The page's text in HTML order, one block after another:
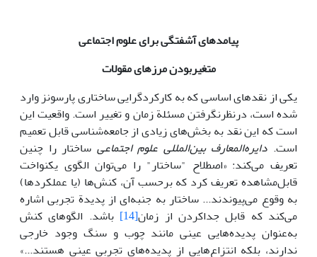
پیامدهای آشفتگی برای علوم اجتماعی
متغیربودن مرزهای مقولات
یکی از نقدهای اساسی که به کارکردگرایی ساختاری پارسونز وارد
شده است، درنظرنگرفتن مسئلة زمان و تغییر است. واقعیت این
است که این نقد به بخش‌های زیادی از جامعه‌شناسی قابل تعمیم
است. دایره‌المعارف بین‌المللی علوم اجتماعی ساختار را چنین
تعریف می‌کند: «اصطلاح "ساختار" را می‌توان الگوی یکنواخت
قابل‌مشاهده تعریف کرد که برحسب آن، کنش‌ها (یا عملکردها)
به وقوع می‌پیوندند... ساختار به جنبه‌ای از پدیدة تجربی اشاره
می‌کند که قابل جداکردن از زمان[14]
باشد. الگوهای کنش
به‌عنوان پدیده‌هایی عینی مانند چوب و سنگ وجود خارجی
ندارند، بلکه انتزاع‌هایی از پدیده‌های تجربی عینی هستند...»